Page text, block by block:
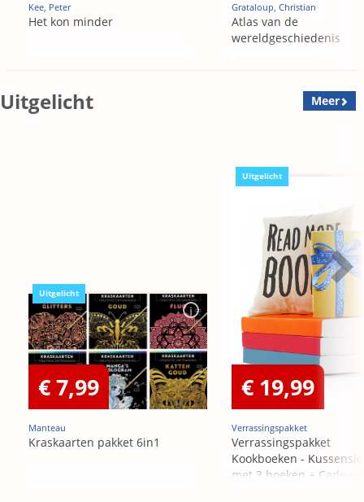
Kee, Peter
Het kon minder
Grataloup, Christian
Atlas van de
wereldgeschiedenis
Uitgelicht Meer
Uitgelicht
€ 7,99
Manteau
Kraskaarten pakket 6in1
Uitgelicht
€ 19,99
Verrassingspakket
Verrassingspakket
Kookboeken -
met 3 boeken + Cadeau